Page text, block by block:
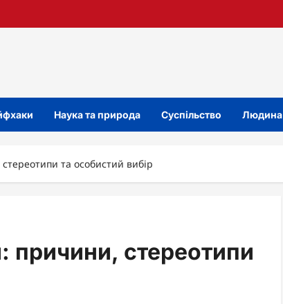
Наука та природа Суспільство Людина
та особистий вибір
причини, стереотипи